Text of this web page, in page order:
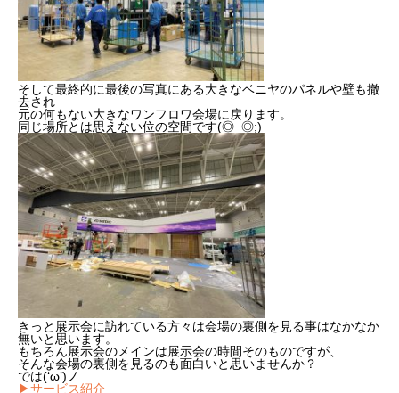
そして最終的に最後の写真にある大きなベニヤのパネルや壁も撤
去され
元の何もない大きなワンフロワ会場に戻ります。
同じ場所とは思えない位の空間です(◎_◎;)
きっと展示会に訪れている方々は会場の裏側を見る事はなかなか
無いと思います。
もちろん展示会のメインは展示会の時間そのものですが、
そんな会場の裏側を見るのも面白いと思いませんか？
では(‘ω’)ノ
▶サービス紹介